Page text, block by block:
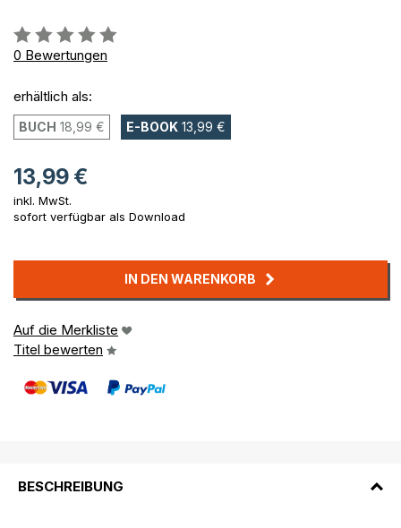
Bewertung::
0%
0 Bewertungen
erhältlich als:
BUCH 18,99 € E-BOOK 13,99 €
13,99 €
inkl. MwSt.
sofort verfügbar als Download
IN DEN WARENKORB
Auf die Merkliste
Titel bewerten
BESCHREIBUNG